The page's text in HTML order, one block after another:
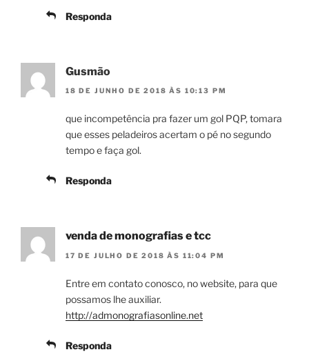
Responda
Gusmão
18 DE JUNHO DE 2018 ÀS 10:13 PM
que incompetência pra fazer um gol PQP, tomara
que esses peladeiros acertam o pé no segundo
tempo e faça gol.
Responda
venda de monografias e tcc
17 DE JULHO DE 2018 ÀS 11:04 PM
Entre em contato conosco, no website, para que
possamos lhe auxiliar.
http://admonografiasonline.net
Responda